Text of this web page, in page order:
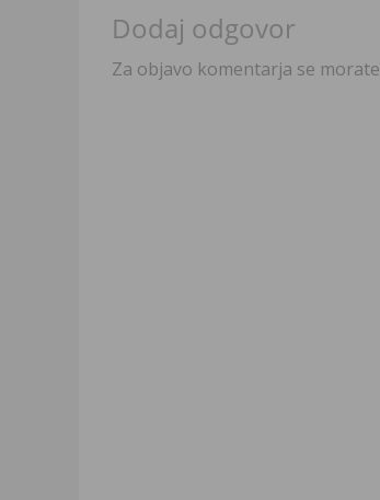
Dodaj odgovor
Za objavo komentarja se morate